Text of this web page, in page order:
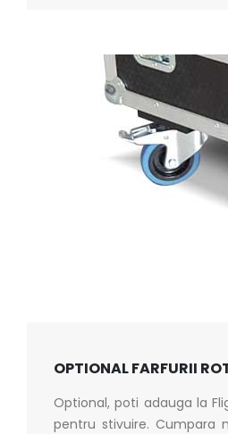
OPTIONAL FARFURII
Optional, poti adauga la
pentru stivuire. Cumpara